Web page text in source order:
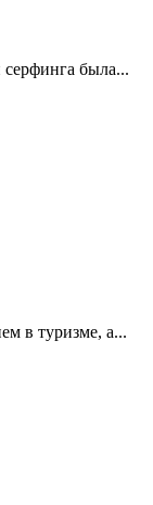
серфинга была...
в туризме, а...